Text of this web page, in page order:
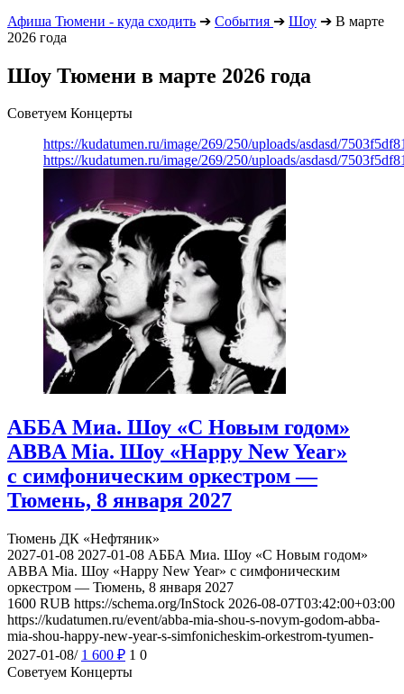
Афиша Тюмени - куда сходить ➔ События ➔ Шоу ➔ В марте
2026 года
Шоу Тюмени в марте 2026 года
Советуем Концерты
https://kudatumen.ru/image/269/250/uploads/asdasd/
https://kudatumen.ru/image/269/250/uploads/asdasd/
АББА Миа. Шоу «С Новым годом»
ABBA Mia. Шоу «Happy New Year»
с симфоническим оркестром —
Тюмень, 8 января 2027
Тюмень ДК «Нефтяник»
2027-01-08 2027-01-08 АББА Миа. Шоу «С Новым годом»
ABBA Mia. Шоу «Happy New Year» с симфоническим
оркестром — Тюмень, 8 января 2027
1600 RUB https://schema.org/InStock 2026-08-07T03:42:00+03:00
https://kudatumen.ru/event/abba-mia-shou-s-novym-godom-abba-
mia-shou-happy-new-year-s-simfonicheskim-orkestrom-tyumen-
2027-01-08/ 1 600 ₽ 1 0
Советуем Концерты